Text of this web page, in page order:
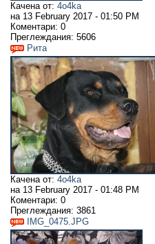
Качена от: 4o4ka
на 13 February 2017 - 01:50 PM
Коментари: 0
Преглеждания: 5606
Рита
Качена от: 4o4ka
на 13 February 2017 - 01:48 PM
Коментари: 0
Преглеждания: 3861
IMG_0475.JPG